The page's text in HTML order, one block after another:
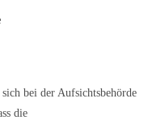
bei der Aufsichtsbehörde
die